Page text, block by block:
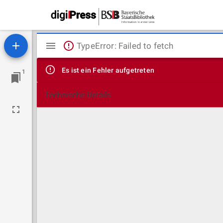
1
Mirador
Viewer
TypeError: Failed to fetch
Es ist ein Fehler aufgetreten
Technische Details